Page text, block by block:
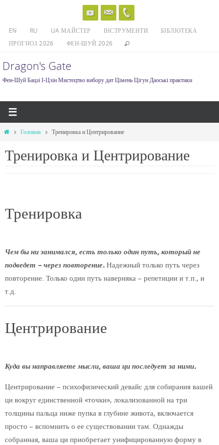
content
EN RU UA МАЙСТЕР ІНСТРУМЕНТИ
БІБЛІОТЕКА
ПРОГНОЗ 2026
ФЕН-ШУЙ 2026
Dragon's Gate
Фен-Шуй Бацзі І-Цзін Мистецтво вибору дат Цімень Цігун Даоські практики
HomeГоловна Тренировка и Центрирование
Тренировка и Центрирование
Тренировка
Чем бы ни занимался, есть только один путь, который не
подведет – через повторение. Надежный только путь через
повторение. Только один путь наверняка – репетиции и т.п., и
т.д.
Центрирование
Куда вы направляете мысли, ваша ци последует за ними.
Центрирование – психофизический девайс для собирания вашей
ци вокруг единственной «точки», локализованной на три
толщины пальца ниже пупка в глубине живота, включается
просто – вспомнить о ее существовании там. Однажды
собранная, ваша ци приобретает унифицированную форму в